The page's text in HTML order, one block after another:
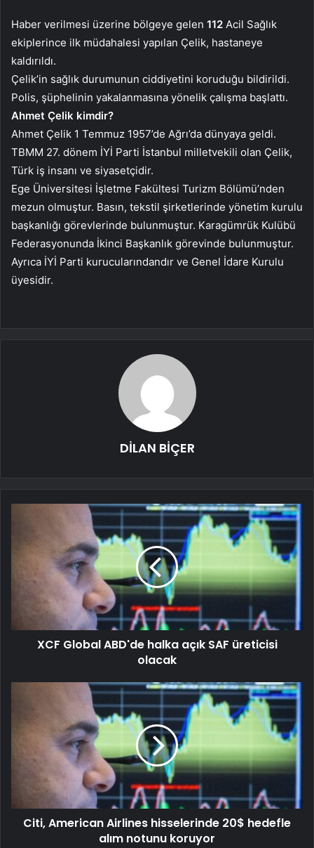
Haber verilmesi üzerine bölgeye gelen 112 Acil Sağlık
ekiplerince ilk müdahalesi yapılan Çelik, hastaneye
kaldırıldı.
Çelik’in sağlık durumunun ciddiyetini koruduğu bildirildi.
Polis, şüphelinin yakalanmasına yönelik çalışma başlattı.
Ahmet Çelik kimdir?
Ahmet Çelik 1 Temmuz 1957’de Ağrı’da dünyaya geldi.
TBMM 27. dönem İYİ Parti İstanbul milletvekili olan Çelik,
Türk iş insanı ve siyasetçidir.
Ege Üniversitesi İşletme Fakültesi Turizm Bölümü’nden
mezun olmuştur. Basın, tekstil şirketlerinde yönetim kurulu
başkanlığı görevlerinde bulunmuştur. Karagümrük Kulübü
Federasyonunda İkinci Başkanlık görevinde bulunmuştur.
Ayrıca İYİ Parti kurucularındandır ve Genel İdare Kurulu
üyesidir.
DİLAN BİÇER
XCF Global ABD'de halka açık SAF üreticisi
olacak
Citi, American Airlines hisselerinde 20$ hedefle
alım notunu koruyor